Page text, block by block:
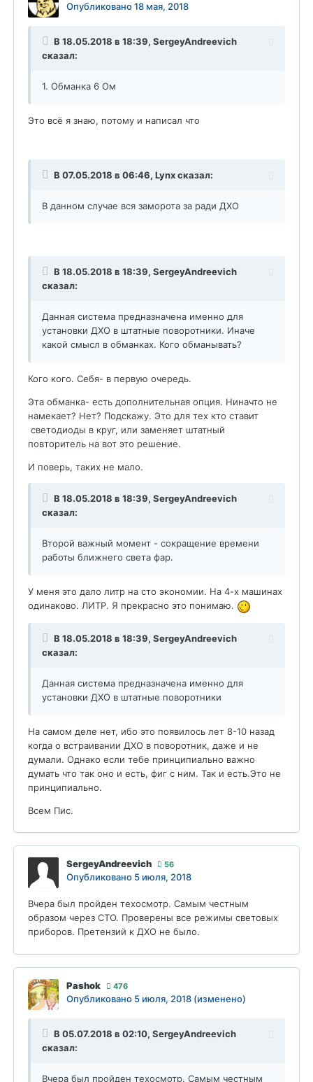
Опубликовано18 мая, 2018
В 18.05.2018 в 18:39, SergeyAndreevich
сказал:
1. Обманка 6 Ом
Это всё я знаю, потому и написал что
В 07.05.2018 в 06:46, Lynxсказал:
В данном случае вся заморота за ради ДХО
В 18.05.2018 в 18:39, SergeyAndreevich
сказал:
Данная система предназначена именно для
установки ДХО в штатные поворотники. Иначе
какой смысл в обманках. Кого обманывать?
Кого кого. Себя- в первую очередь.
Эта обманка- есть дополнительная опция. Ниначто не
намекает? Нет? Подскажу. Это для тех кто ставит
светодиоды в круг, или заменяет штатный
повторитель на вот это решение.
И поверь, таких не мало.
В 18.05.2018 в 18:39, SergeyAndreevich
сказал:
Второй важный момент - сокращение времени
работы ближнего света фар.
У меня это дало литр на сто экономии. На 4-х машинах
одинаково. ЛИТР. Я прекрасно это понимаю.
В 18.05.2018 в 18:39, SergeyAndreevich
сказал:
Данная система предназначена именно для
установки ДХО в штатные поворотники
На самом деле нет, ибо это появилось лет 8-10 назад
когда о встраивании ДХО в поворотник, даже и не
думали. Однако если тебе принципиально важно
думать что так оно и есть, фиг с ним. Так и есть.Это не
принципиально.
Всем Пис.
SergeyAndreevich 56
Опубликовано 5 июля, 2018
Вчера был пройден техосмотр. Самым честным
образом через СТО. Проверены все режимы световых
приборов. Претензий к ДХО не было.
Pashok 476
Опубликовано 5 июля, 2018 (изменено)
В 05.07.2018 в 02:10, SergeyAndreevich
сказал:
Вчера был пройден техосмотр. Самым честным